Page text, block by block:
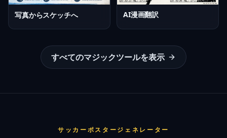
写真からスケッチへ AI漫画翻訳
すべてのマジックツールを表示
サッカーポスタージェネレーター